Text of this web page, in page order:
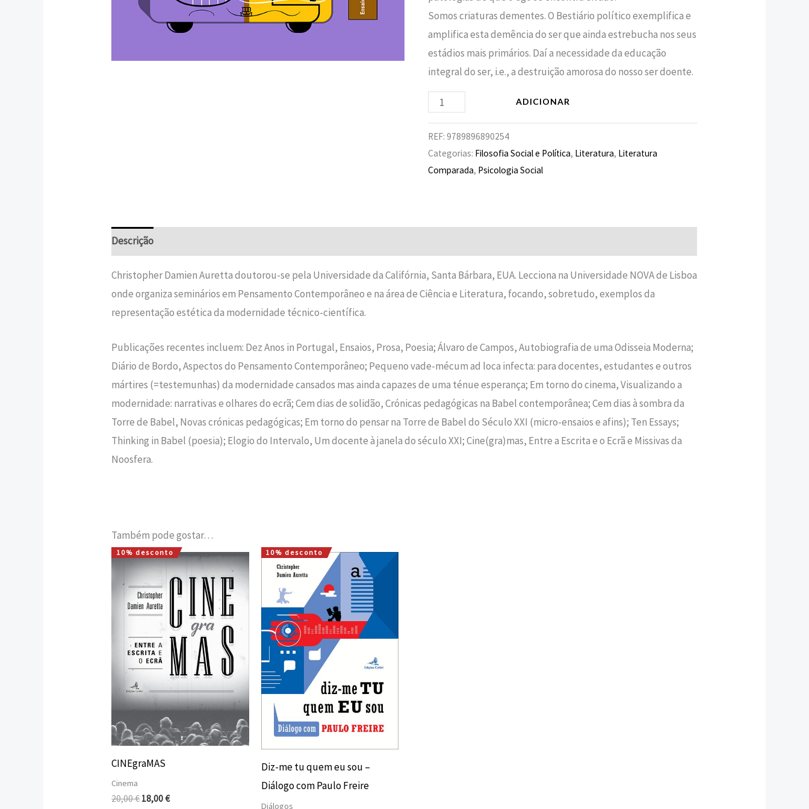
Somos criaturas dementes. O Bestiário político exemplifica e
amplifica esta demência do ser que ainda estrebucha nos seus
estádios mais primários. Daí a necessidade da educação
integral do ser, i.e., a destruição amorosa do nosso ser doente.
ADICIONAR
REF: 9789896890254
Categorias: Filosofia Social e Política, Literatura, Literatura
Comparada, Psicologia Social
Descrição
Christopher Damien Auretta doutorou-se pela Universidade da Califórnia, Santa Bárbara, EUA. Lecciona na Universidade NOVA de Lisboa
onde organiza seminários em Pensamento Contemporâneo e na área de Ciência e Literatura, focando, sobretudo, exemplos da
representação estética da modernidade técnico-científica.
Publicações recentes incluem: Dez Anos in Portugal, Ensaios, Prosa, Poesia; Álvaro de Campos, Autobiografia de uma Odisseia Moderna;
Diário de Bordo, Aspectos do Pensamento Contemporâneo; Pequeno vade-mécum ad loca infecta: para docentes, estudantes e outros
mártires (=testemunhas) da modernidade cansados mas ainda capazes de uma ténue esperança; Em torno do cinema, Visualizando a
modernidade: narrativas e olhares do ecrã; Cem dias de solidão, Crónicas pedagógicas na Babel contemporânea; Cem dias à sombra da
Torre de Babel, Novas crónicas pedagógicas; Em torno do pensar na Torre de Babel do Século XXI (micro-ensaios e afins); Ten Essays;
Thinking in Babel (poesia); Elogio do Intervalo, Um docente à janela do século XXI; Cine(gra)mas, Entre a Escrita e o Ecrã e Missivas da
Noosfera.
Também pode gostar…
10% desconto
CINEgraMAS
Cinema
20,00€
O
preço
original
era:
20,00 €.
18,00€
O
preço
atual
10% desconto
Diz-me tu quem eu sou –
Diálogo com Paulo Freire
Diálogos
O
preço
original
era:
15,00 €.
O
preço
atual
é:
13,50 €.